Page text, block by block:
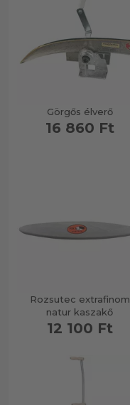
Görgős élverő
16 860 Ft
Rozsutec extrafinom
natur kaszakő
12 100 Ft